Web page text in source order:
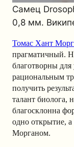
Самец
0,8 мм.
Томас Хант
прагматичный.
благотворны
рациональным
получить
талант биолога,
благосклонна
одно открытие, а
Морганом.